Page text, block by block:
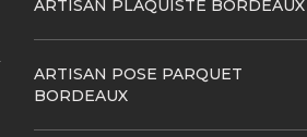
ARTISAN PLAQUISTE BORDEAUX
ARTISAN POSE PARQUET
BORDEAUX